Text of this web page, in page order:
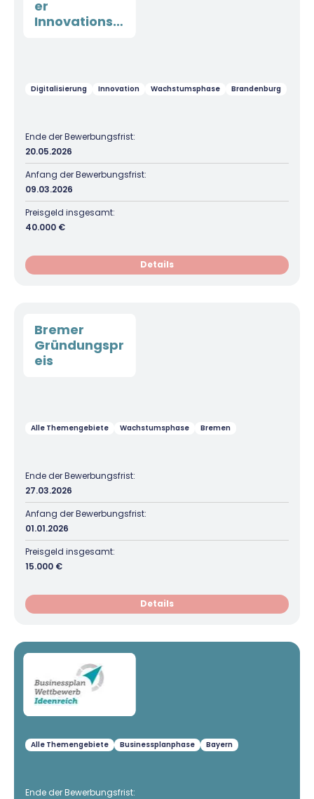
er
Innovationsp
Digitalisierung Innovation Wachstumsphase Brandenburg
Ende der Bewerbungsfrist:
20.05.2026
Anfang der Bewerbungsfrist:
09.03.2026
Preisgeld insgesamt:
40.000 €
Details
Bremer
Gründungspr
eis
Alle Themengebiete Wachstumsphase Bremen
Ende der Bewerbungsfrist:
27.03.2026
Anfang der Bewerbungsfrist:
01.01.2026
Preisgeld insgesamt:
15.000 €
Details
Alle Themengebiete Businessplanphase Bayern
Ende der Bewerbungsfrist: